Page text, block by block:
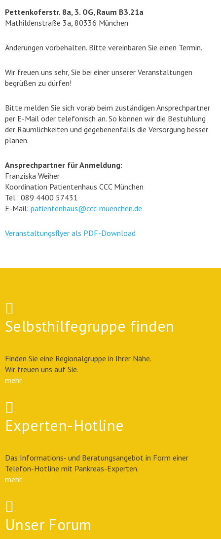
Pettenkoferstr. 8a, 3. OG, Raum B3.21a
Mathildenstraße 3a, 80336 München
Änderungen vorbehalten. Bitte vereinbaren Sie einen Termin.
Wir freuen uns sehr, Sie bei einer unserer Veranstaltungen
begrüßen zu dürfen!
Bitte melden Sie sich vorab beim zuständigen Ansprechpartner
per E-Mail oder telefonisch an. So können wir die Bestuhlung
der Räumlichkeiten und gegebenenfalls die Versorgung besser
planen.
Ansprechpartner für Anmeldung:
Franziska Weiher
Koordination Patientenhaus CCC München
Tel.: 089 4400 57431
E-Mail: patientenhaus@ccc-muenchen.de
Veranstaltungsflyer als PDF-Download
Selbsthilfegruppe finden
Finden Sie eine Regionalgruppe in Ihrer Nähe.
Wir freuen uns auf Sie.
mehr
Experten-Hotline
Das Informations- und Beratungsangebot in Form einer
Telefon-Hotline mit Pankreas-Experten.
mehr
Unser Forum